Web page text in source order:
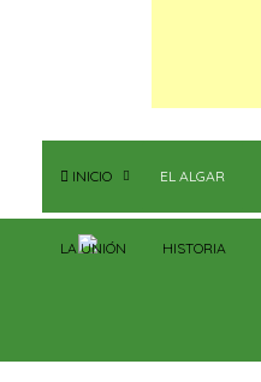
INICIO EL ALGAR
LA UNIÓN HISTORIA